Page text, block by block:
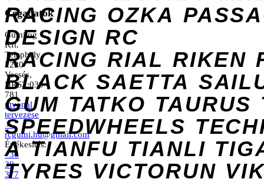
RACING OZKA
DESIGN RC
RACING RIAL RIKEN
BLACK SAETTA
GUM TATKO TAURUS
SPEEDWHEELS
A TIANFU TIANLI
TYRES VICTORUN
Cégadatok
Gumilog
Kft.
Telephely
2220
Vecsés,
HRSZ:039
781
útvonal
tervezése
→
rcgumi.hu@gmail.com
Értékesítés:
+36
30
377